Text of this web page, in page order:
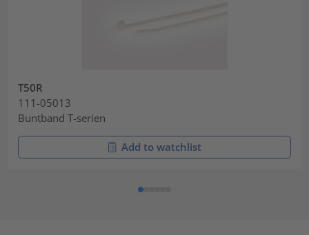
T50R
111-05013
Buntband T-serien
Add to watchlist